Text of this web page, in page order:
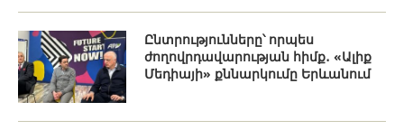
Ընտրությունները՝ որպես
ժողովրդավարության հիմք․ «Ալիք
Մեդիայի» քննարկումը Երևանում